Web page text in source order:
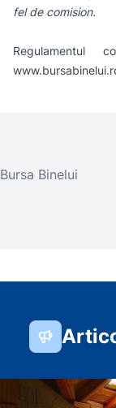
fel de comision.
Bursa Binelui